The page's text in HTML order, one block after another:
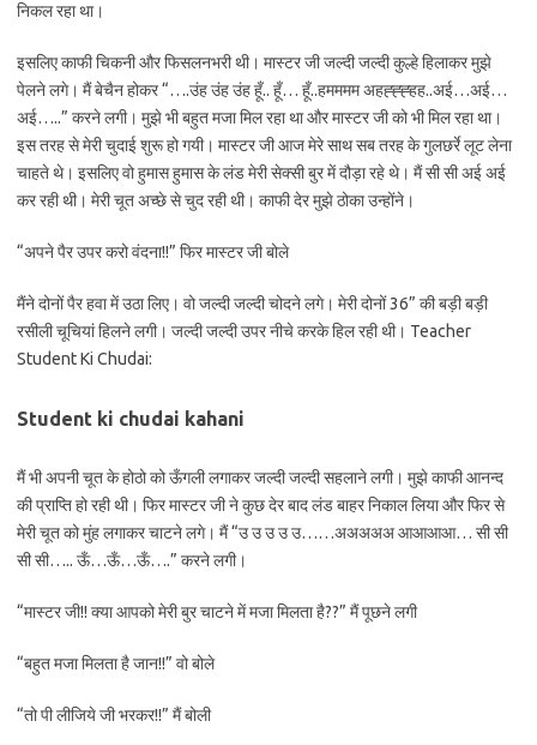
निकल रहा था।
इसलिए काफी चिकनी और फिसलनभरी थी। मास्टर जी जल्दी जल्दी कुल्हे हिलाकर मुझे
पेलने लगे। मैं बेचैन होकर “….उंह उंह उंह हूँ.. हूँ… हूँ..हमममम अहह्ह्ह्हह..अई…अई…
अई…..” करने लगी। मुझे भी बहुत मजा मिल रहा था और मास्टर जी को भी मिल रहा था।
इस तरह से मेरी चुदाई शुरू हो गयी। मास्टर जी आज मेरे साथ सब तरह के गुलछर्रे लूट लेना
चाहते थे। इसलिए वो हुमास हुमास के लंड मेरी सेक्सी बुर में दौड़ा रहे थे। मैं सी सी अई अई
कर रही थी। मेरी चूत अच्छे से चुद रही थी। काफी देर मुझे ठोका उन्होंने।
“अपने पैर उपर करो वंदना!!” फिर मास्टर जी बोले
मैंने दोनों पैर हवा में उठा लिए। वो जल्दी जल्दी चोदने लगे। मेरी दोनों 36” की बड़ी बड़ी
रसीली चूचियां हिलने लगी। जल्दी जल्दी उपर नीचे करके हिल रही थी। Teacher
Student Ki Chudai:
Student ki chudai kahani
मैं भी अपनी चूत के होठो को ऊँगली लगाकर जल्दी जल्दी सहलाने लगी। मुझे काफी आनन्द
की प्राप्ति हो रही थी। फिर मास्टर जी ने कुछ देर बाद लंड बाहर निकाल लिया और फिर से
मेरी चूत को मुंह लगाकर चाटने लगे। मैं “उ उ उ उ उ……अअअअअ आआआआ… सी सी
सी सी….. ऊँ…ऊँ…ऊँ….” करने लगी।
“मास्टर जी!! क्या आपको मेरी बुर चाटने में मजा मिलता है??” मैं पूछने लगी
“बहुत मजा मिलता है जान!!” वो बोले
“तो पी लीजिये जी भरकर!!” मैं बोली